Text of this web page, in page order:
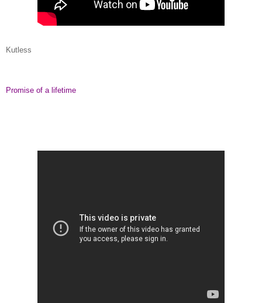
Kutless
Promise of a lifetime